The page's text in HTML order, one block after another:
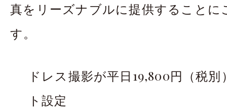
真をリーズナブルに提供することに
す。
ドレス撮影が平日19,800円（税
ト設定